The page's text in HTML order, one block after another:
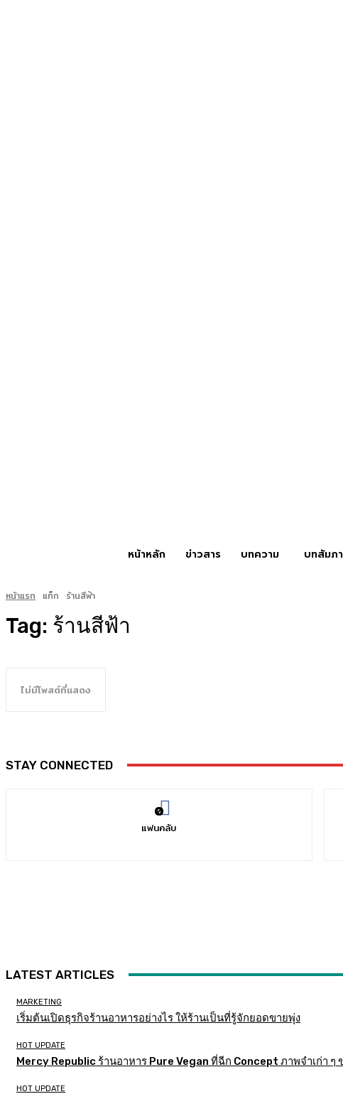
หน้าหลัก ข่าวสาร บทความ บทสัมภ
หน้าแรก แท็ก ร้านสีฟ้า
Tag: ร้านสีฟ้า
ไม่มีโพสต์ที่แสดง
STAY CONNECTED
0
แฟนคลับ
LATEST ARTICLES
MARKETING
เริ่มต้นเปิดธุรกิจร้านอาหารอย่างไร ให้ร้านเป็นที่รู้จักยอดขายพุ่ง
HOT UPDATE
Mercy Republic ร้านอาหาร Pure Vegan ที่ฉีก Concept ภาพจำเก่า ๆ
HOT UPDATE